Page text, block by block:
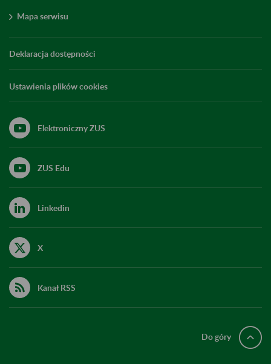
Mapa serwisu
Deklaracja dostępności
Ustawienia plików cookies
Elektroniczny ZUS
ZUS Edu
Linkedin
X
Kanał RSS
Do góry